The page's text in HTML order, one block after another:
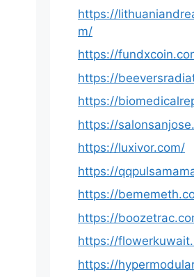
https://
m/
https://
https://
https://
https://
https://luxivor.com/
https://
https://
https://
https://
https://